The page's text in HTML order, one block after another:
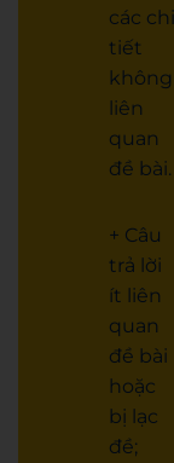
các chi
tiết
không
liên
quan
đề bài.
+ Câu
trả lời
ít liên
quan
đề bài
hoặc
bị lạc
đề;